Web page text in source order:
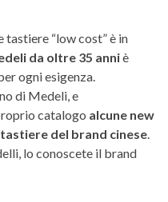
“low cost” è in
da oltre 35 anniè
ogni esigenza.
di Medeli, e
catalogo alcune new
del brand cinese
lo conoscete il brand